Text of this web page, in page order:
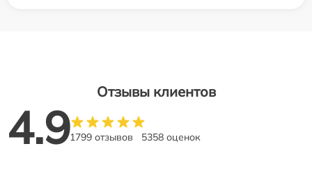
Отзывы клиентов
4.91799 отзывов 5358 оценок